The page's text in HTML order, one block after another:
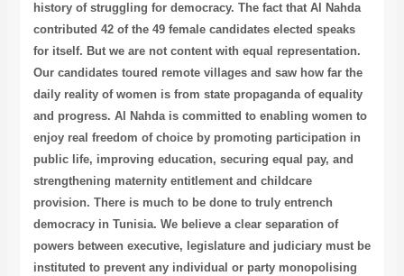
history of struggling for democracy. The fact that Al Nahda
contributed 42 of the 49 female candidates elected speaks
for itself. But we are not content with equal representation.
Our candidates toured remote villages and saw how far the
daily reality of women is from state propaganda of equality
and progress. Al Nahda is committed to enabling women to
enjoy real freedom of choice by promoting participation in
public life, improving education, securing equal pay, and
strengthening maternity entitlement and childcare
provision. There is much to be done to truly entrench
democracy in Tunisia. We believe a clear separation of
powers between executive, legislature and judiciary must be
instituted to prevent any individual or party monopolising